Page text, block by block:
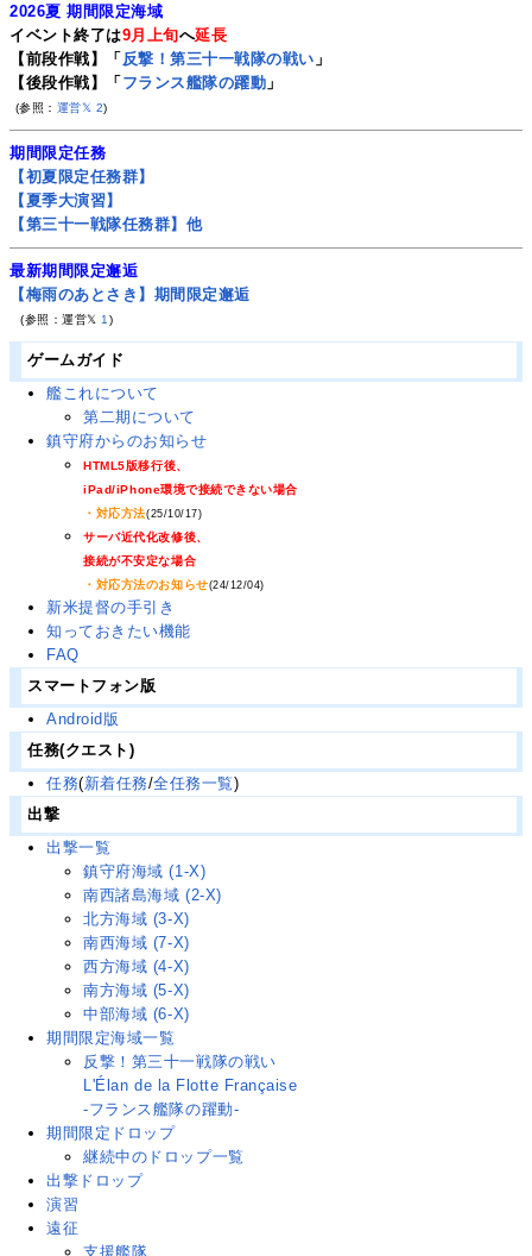
2026夏 期間限定海域
イベント終了は9月上旬へ延長
【前段作戦】「 反撃！第三十一戦隊の戦い 」
【後段作戦】「フランス艦隊の躍動 」
(参照： 運営𝕏 2)
期間限定任務
【初夏限定任務群】
【夏季大演習】
【第三十一戦隊任務群】他
最新期間限定邂逅
【梅雨のあとさき】期間限定邂逅
(参照：運営𝕏 1 )
ゲームガイド
艦これについて
第二期について
鎮守府からのお知らせ
HTML5版移行後、
iPad/iPhone環境で接続できない場合
・対応方法(25/10/17)
サーバ近代化改修後、
接続が不安定な場合
・対応方法のお知らせ(24/12/04)
新米提督の手引き
知っておきたい機能
FAQ
スマートフォン版
Android版
任務(クエスト)
任務(新着任務/全任務一覧)
出撃
出撃一覧
鎮守府海域 (1-X)
南西諸島海域 (2-X)
北方海域 (3-X)
南西海域 (7-X)
西方海域 (4-X)
南方海域 (5-X)
中部海域 (6-X)
期間限定海域一覧
反撃！第三十一戦隊の戦い
L'Élan de la Flotte Française
-フランス艦隊の躍動-
期間限定ドロップ
継続中のドロップ一覧
出撃ドロップ
演習
遠征
支援艦隊